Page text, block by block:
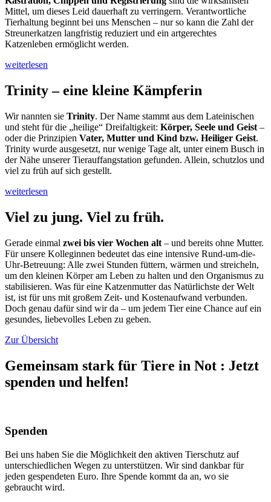
Mittel, um dieses Leid dauerhaft zu verringern. Verantwortliche
Tierhaltung beginnt bei uns Menschen – nur so kann die Zahl der
Streunerkatzen langfristig reduziert und ein artgerechtes
Katzenleben ermöglicht werden.
weiterlesen
Trinity – eine kleine Kämpferin
Wir nannten sie Trinity. Der Name stammt aus dem Lateinischen
und steht für die „heilige“ Dreifaltigkeit: Körper, Seele und Geist –
oder die Prinzipien Vater, Mutter und Kind bzw. Heiliger Geist.
Trinity wurde ausgesetzt, nur wenige Tage alt, unter einem Busch in
der Nähe unserer Tierauffangstation gefunden. Allein, schutzlos und
viel zu früh auf sich gestellt.
weiterlesen
Viel zu jung. Viel zu früh.
Gerade einmal zwei bis vier Wochen alt – und bereits ohne Mutter.
Für unsere Kolleginnen bedeutet das eine intensive Rund-um-die-
Uhr-Betreuung: Alle zwei Stunden füttern, wärmen und streicheln,
um den kleinen Körper am Leben zu halten und den Organismus zu
stabilisieren. Was für eine Katzenmutter das Natürlichste der Welt
ist, ist für uns mit großem Zeit- und Kostenaufwand verbunden.
Doch genau dafür sind wir da – um jedem Tier eine Chance auf ein
gesundes, liebevolles Leben zu geben.
Zur Übersicht
Gemeinsam stark für Tiere in Not : Jetzt
spenden und helfen!
Spenden
Bei uns haben Sie die Möglichkeit den aktiven Tierschutz auf
unterschiedlichen Wegen zu unterstützen. Wir sind dankbar für
jeden gespendeten Euro. Ihre Spende kommt da an, wo sie
gebraucht wird.